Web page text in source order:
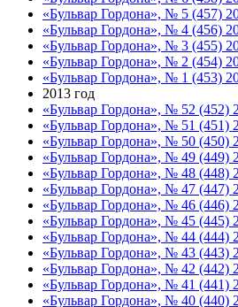
«Бульвар Гордона», № 5 (457)
«Бульвар Гордона», № 4 (456)
«Бульвар Гордона», № 3 (455)
«Бульвар Гордона», № 2 (454)
«Бульвар Гордона», № 1 (453)
2013 год
«Бульвар Гордона», № 52 (452)
«Бульвар Гордона», № 51 (451)
«Бульвар Гордона», № 50 (450)
«Бульвар Гордона», № 49 (449)
«Бульвар Гордона», № 48 (448)
«Бульвар Гордона», № 47 (447)
«Бульвар Гордона», № 46 (446)
«Бульвар Гордона», № 45 (445)
«Бульвар Гордона», № 44 (444)
«Бульвар Гордона», № 43 (443)
«Бульвар Гордона», № 42 (442)
«Бульвар Гордона», № 41 (441)
«Бульвар Гордона», № 40 (440)